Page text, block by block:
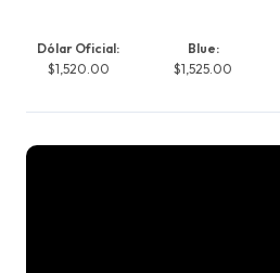
Dólar Oficial:
$1,520.00
Blue:
$1,525.00